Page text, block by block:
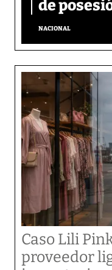
de
NACIONAL
Caso Lili
proveedor